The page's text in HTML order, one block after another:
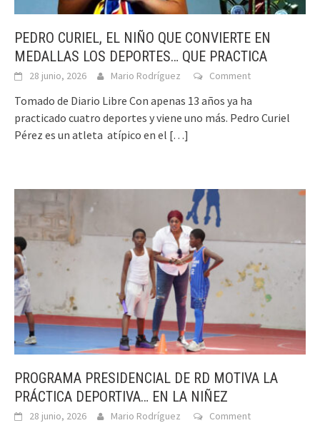
PEDRO CURIEL, EL NIÑO QUE CONVIERTE EN
MEDALLAS LOS DEPORTES… QUE PRACTICA
28 junio, 2026 Mario Rodríguez Comment
Tomado de Diario Libre Con apenas 13 años ya ha
practicado cuatro deportes y viene uno más. Pedro Curiel
Pérez es un atleta atípico en el […]
PROGRAMA PRESIDENCIAL DE RD MOTIVA LA
PRÁCTICA DEPORTIVA… EN LA NIÑEZ
28 junio, 2026 Mario Rodríguez Comment